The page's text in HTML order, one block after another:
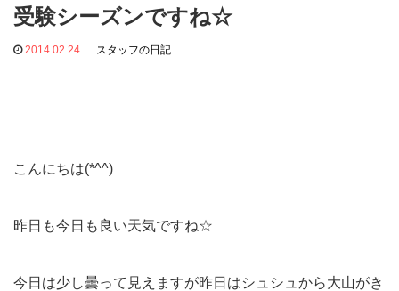
受験シーズンですね☆
2014.02.24 スタッフの日記
こんにちは(*^^)
昨日も今日も良い天気ですね☆
今日は少し曇って見えますが昨日はシュシュから大山がき